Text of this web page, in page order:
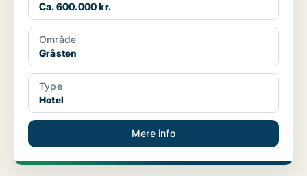
Ca. 600.000 kr.
Område
Gråsten
Type
Hotel
Mere info